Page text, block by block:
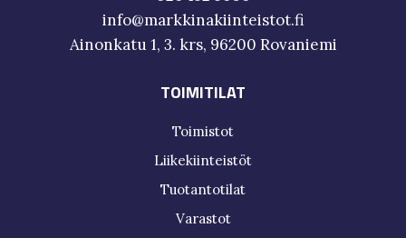
info@markkinakiinteistot.fi
Ainonkatu 1, 3. krs, 96200 Rovaniemi
TOIMITILAT
Toimistot
Liikekiinteistöt
Tuotantotilat
Varastot